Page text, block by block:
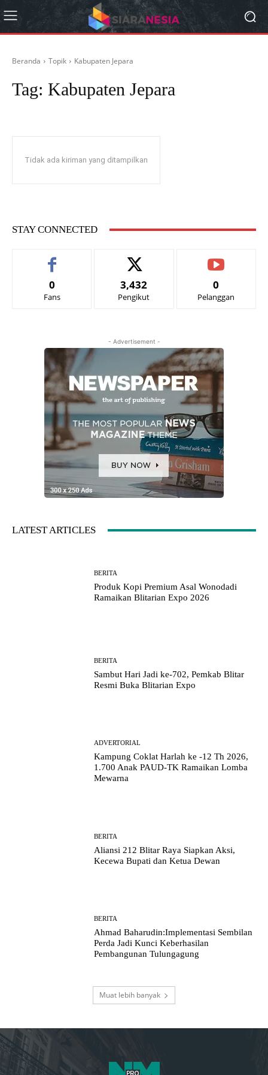
Beranda Topik Kabupaten Jepara
Tag: Kabupaten Jepara
Tidak ada kiriman yang ditampilkan
STAY CONNECTED
0
Fans
3,432
Pengikut
0
Pelanggan
- Advertisement -
LATEST ARTICLES
BERITA
Produk Kopi Premium Asal Wonodadi
Ramaikan Blitarian Expo 2026
BERITA
Sambut Hari Jadi ke-702, Pemkab Blitar
Resmi Buka Blitarian Expo
ADVERTORIAL
Kampung Coklat Harlah ke -12 Th 2026,
1.700 Anak PAUD-TK Ramaikan Lomba
Mewarna
BERITA
Aliansi 212 Blitar Raya Siapkan Aksi,
Kecewa Bupati dan Ketua Dewan
BERITA
Ahmad Baharudin:Implementasi Sembilan
Perda Jadi Kunci Keberhasilan
Pembangunan Tulungagung
Muat lebih banyak